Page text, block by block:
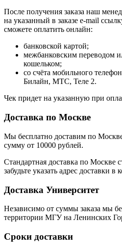
После получения заказа наш
на указанный в заказе e-mail
сможете оплатить онлайн:
банковской картой;
межбанковским переводом
кошельком;
со счёта мобильного
Билайн, МТС, Теле 2.
Чек придет на указанную при
Доставка по Москве
Мы бесплатно доставим по
сумму от 10000 рублей.
Стандартная доставка по Москве
забудьте указать адрес доставки в
Доставка Университет
Независимо от суммы заказа мы
территории МГУ на Ленинских
Сроки доставки